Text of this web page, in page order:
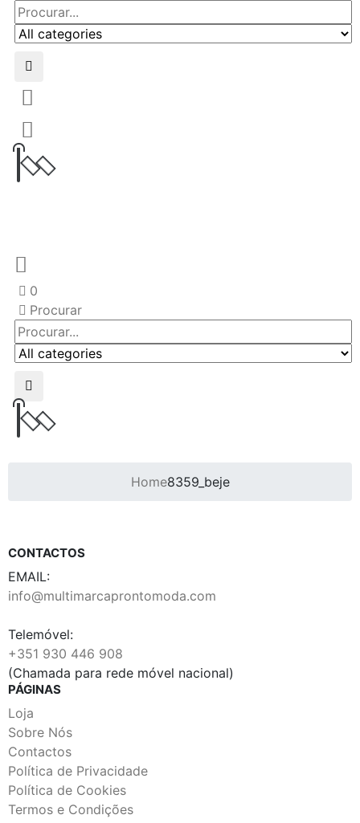
0
Procurar
Home8359_beje
CONTACTOS
EMAIL:
info@multimarcaprontomoda.com
Telemóvel:
+351 930 446 908
(Chamada para rede móvel nacional)
PÁGINAS
Loja
Sobre Nós
Contactos
Política de Privacidade
Política de Cookies
Termos e Condições